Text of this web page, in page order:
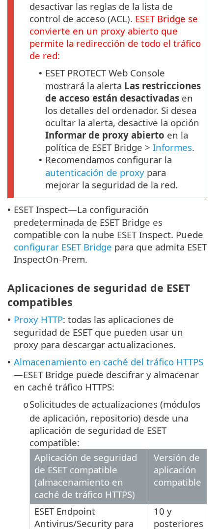
desactivar las reglas de la lista de
control de acceso (ACL). ESET Bridge se
convierte en un proxy abierto que
permite la redirección de todo el tráfico
de red:
• ESET PROTECT Web Console
mostrará la alerta Las restricciones
de acceso están desactivadas en
los detalles del ordenador. Si desea
ocultar la alerta, desactive la opción
Informar de proxy abierto en la
política de ESET Bridge > Informes.
• Recomendamos configurar la
autenticación de proxy para
mejorar la seguridad de la red.
• ESET Inspect—La configuración
predeterminada de ESET Bridge es
compatible con la nube ESET Inspect. Puede
configurar ESET Bridge para que admita ESET
InspectOn-Prem.
Aplicaciones de seguridad de ESET
compatibles
• Proxy HTTP: todas las aplicaciones de
seguridad de ESET que pueden usar un
proxy para descargar actualizaciones.
• Almacenamiento en caché del tráfico HTTPS
—ESET Bridge puede descifrar y almacenar
en caché tráfico HTTPS:
oSolicitudes de actualizaciones (módulos
de aplicación, repositorio) desde una
aplicación de seguridad de ESET
compatible:
Aplicación de seguridad
de ESET compatible
(almacenamiento en
caché de tráfico HTTPS)
Versión de
aplicación
compatible
ESET Endpoint
Antivirus/Security para
10 y
posteriores